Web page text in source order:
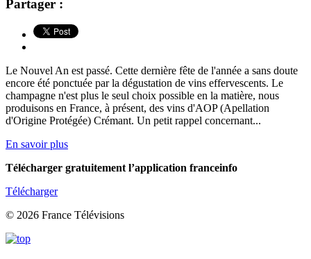
Partager :
Le Nouvel An est passé. Cette dernière fête de l'année a sans doute
encore été ponctuée par la dégustation de vins effervescents. Le
champagne n'est plus le seul choix possible en la matière, nous
produisons en France, à présent, des vins d'AOP (Apellation
d'Origine Protégée) Crémant. Un petit rappel concernant...
En savoir plus
Télécharger gratuitement l’application franceinfo
Télécharger
© 2026 France Télévisions